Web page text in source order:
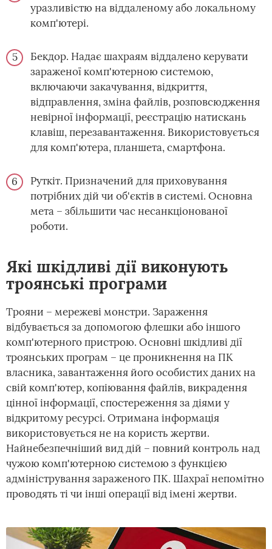
уразливістю на віддаленому або локальному
комп'ютері.
Бекдор. Надає шахраям віддалено керувати
зараженої комп'ютерною системою,
включаючи закачування, відкриття,
відправлення, зміна файлів, розповсюдження
невірної інформації, реєстрацію натискань
клавіш, перезавантаження. Використовується
для комп'ютера, планшета, смартфона.
Руткіт. Призначений для приховування
потрібних дій чи об'єктів в системі. Основна
мета – збільшити час несанкціонованої
роботи.
Які шкідливі дії виконують
троянські програми
Трояни – мережеві монстри. Зараження
відбувається за допомогою флешки або іншого
комп'ютерного пристрою. Основні шкідливі дії
троянських програм – це проникнення на ПК
власника, завантаження його особистих даних на
свій комп'ютер, копіювання файлів, викрадення
цінної інформації, спостереження за діями у
відкритому ресурсі. Отримана інформація
використовується не на користь жертви.
Найнебезпечніший вид дій – повний контроль над
чужою комп'ютерною системою з функцією
адміністрування зараженого ПК. Шахраї непомітно
проводять ті чи інші операції від імені жертви.